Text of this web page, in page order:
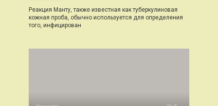
Реакция Манту, также известная как туберкулиновая
кожная проба, обычно используется для определения
того, инфицирован